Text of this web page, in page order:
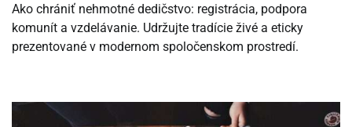
Ako chrániť nehmotné dedičstvo: registrácia, podpora
komunít a vzdelávanie. Udržujte tradície živé a eticky
prezentované v modernom spoločenskom prostredí.